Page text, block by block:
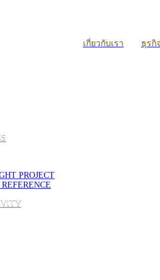
เกี่ยวกับเรา ธุรกิ
PROJECT
REFERENCE